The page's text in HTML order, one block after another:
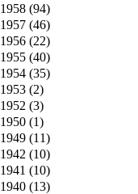
1958 (94)
1957 (46)
1956 (22)
1955 (40)
1954 (35)
1953 (2)
1952 (3)
1950 (1)
1949 (11)
1942 (10)
1941 (10)
1940 (13)